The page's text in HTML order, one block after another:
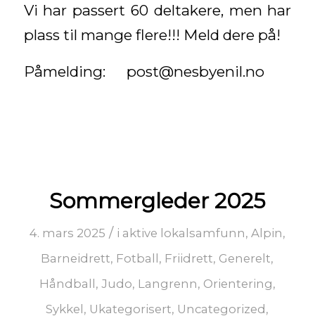
Vi har passert 60 deltakere, men har
plass til mange flere!!! Meld dere på!
Påmelding: post@nesbyenil.no
Sommergleder 2025
4. mars 2025 / i aktive lokalsamfunn, Alpin,
Barneidrett, Fotball, Friidrett, Generelt,
Håndball, Judo, Langrenn, Orientering,
Sykkel, Ukategorisert, Uncategorized,